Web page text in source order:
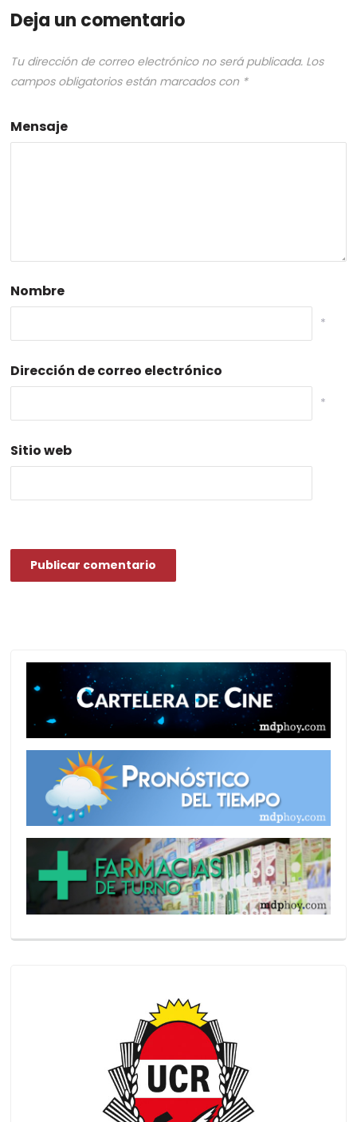
Deja un comentario
Tu dirección de correo electrónico no será publicada. Los
campos obligatorios están marcados con *
Mensaje
Nombre
*
Dirección de correo electrónico
*
Sitio web